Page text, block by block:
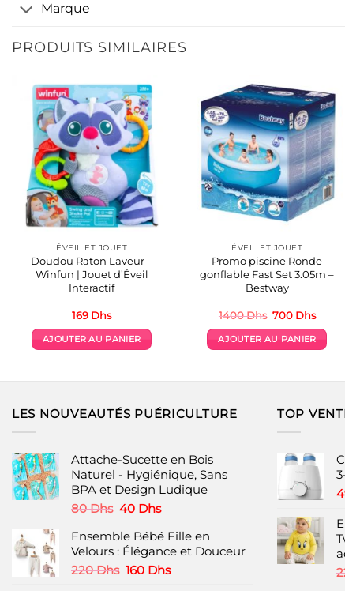
Marque
PRODUITS SIMILAIRES
ÉVEIL ET JOUET
Doudou Raton Laveur –
Winfun | Jouet d’Éveil
Interactif
169 Dhs
AJOUTER AU PANIER
ÉVEIL ET JOUET
Promo piscine Ronde
gonflable Fast Set 3.05m –
Bestway
1400Dhs Le
initial
était :
700 DhsLe
actuel
est :
AJOUTER AU PANIER
LES NOUVEAUTÉS PUÉRICULTURE
Attache-Sucette en Bois
Naturel - Hygiénique, Sans
BPA et Design Ludique
80Dhs Le
initial
était :
80 Dhs.
40 DhsLe
actuel
est :
40 Dhs.
Ensemble Bébé Fille en
Velours : Élégance et Douceur
220Dhs Le
160 DhsLe
TOP